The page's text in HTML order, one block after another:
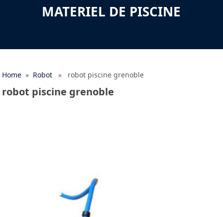
MATERIEL DE PISCINE
Home » Robot » robot piscine grenoble
robot piscine grenoble